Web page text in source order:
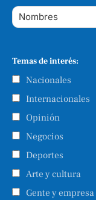
Temas de interés:
Nacionales
Internacionales
Opinión
Negocios
Deportes
Arte y cultura
Gente y empresa